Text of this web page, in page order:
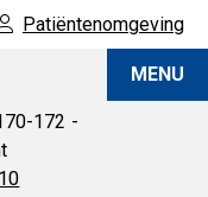
Patiëntenomgeving
172
MENU